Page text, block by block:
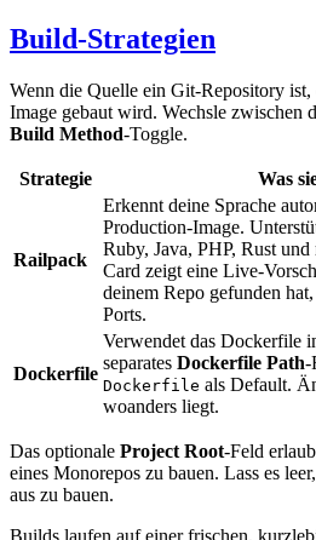
Build-Strategien
Wenn die Quelle ein Git-Repository ist,
Image gebaut wird. Wechsle zwischen
Build Method-Toggle.
Strategie Was
Railpack
Erkennt deine Sprache
Production-Image.
Ruby, Java, PHP, Rust und
Card zeigt eine Live-
deinem Repo gefunden
Ports.
Dockerfile
Verwendet das Dockerfile
separates Dockerfile Path-
Dockerfile als Default.
woanders liegt.
Das optionale Project Root-Feld
eines Monorepos zu bauen. Lass es
aus zu bauen.